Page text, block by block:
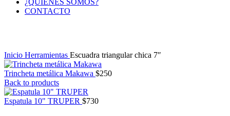
¿QUIENES SOMOS?
CONTACTO
Inicio Herramientas Escuadra triangular chica 7″
Trincheta metálica Makawa $250
Back to products
Espatula 10" TRUPER $730